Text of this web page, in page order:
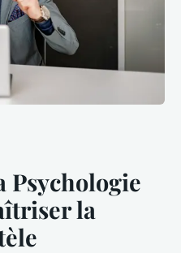
Psychologie
la